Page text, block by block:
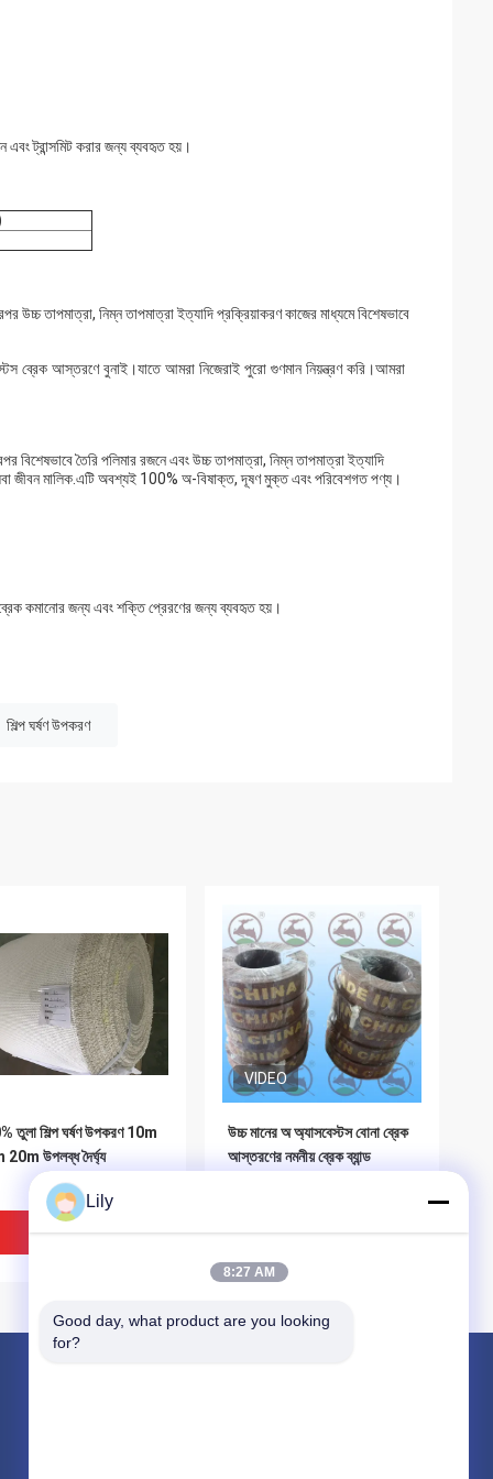
এবং ট্রান্সমিট করার জন্য ব্যবহৃত হয়।
তাপমাত্রা, নিম্ন তাপমাত্রা ইত্যাদি প্রক্রিয়াকরণ কাজের মাধ্যমে বিশেষভাবে
ব্রেক আস্তরণে বুনাই।যাতে আমরা নিজেরাই পুরো গুণমান নিয়ন্ত্রণ করি।আমরা
বিশেষভাবে তৈরি পলিমার রজনে এবং উচ্চ তাপমাত্রা, নিম্ন তাপমাত্রা ইত্যাদি
সেবা জীবন মালিক.এটি অবশ্যই 100% অ-বিষাক্ত, দূষণ মুক্ত এবং পরিবেশগত পণ্য।
ব্রেক কমানোর জন্য এবং শক্তি প্রেরণের জন্য ব্যবহৃত হয়।
শিল্প ঘর্ষণ উপকরণ
তুলা শিল্প ঘর্ষণ উপকরণ 10m
20m উপলব্ধ দৈর্ঘ্য
ভালো দাম
VIDEO
উচ্চ মানের অ অ্যাসবেস্টস বোনা ব্রেক
আস্তরণের নমনীয় ব্রেক ব্যান্ড
ভালো দাম
Lily
8:27 AM
Good day, what product are you looking
for?